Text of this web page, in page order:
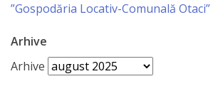
г.Отачь
Biserica
”Gospodăria Locativ-Comunală Otaci”
Arhive
Arhive